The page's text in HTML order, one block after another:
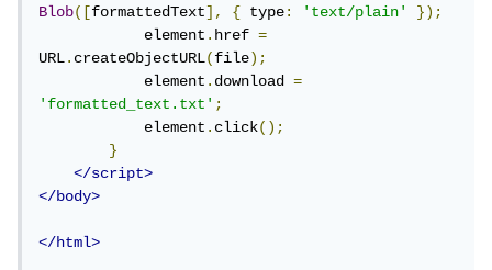
Blob([formattedText], { type: 'text/plain'
});
            element
.href =
URL.createObjectURL(file);
            element
.download =
'formatted_text.txt';
            element
.click();
}
</script>
</body>
</html>